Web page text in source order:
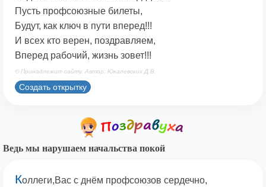
Пусть профсоюзные билеты,
Будут, как ключ в пути вперед!!!
И всех кто верен, поздравляем,
Вперед рабочий, жизнь зовет!!!
© Принадлежит сайту. Автор: Юкалевских Д.В.
Создать открытку
Ведь мы нарушаем начальства покой
Коллеги,Вас с днём профсоюзов сердечно,